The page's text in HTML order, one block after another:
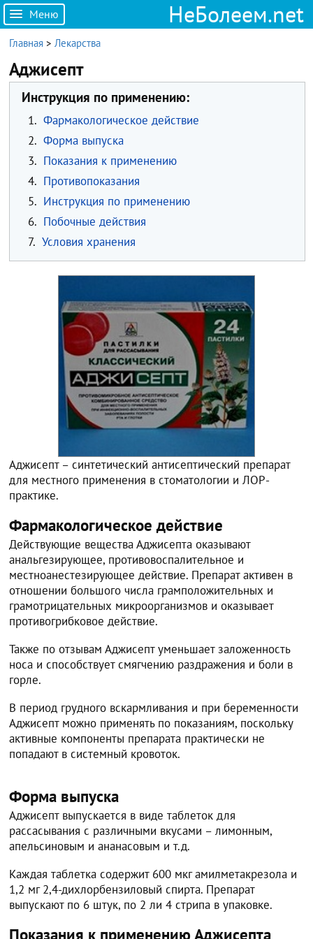
Меню НеБолеем.net
Главная >Лекарства
Аджисепт
Инструкция по применению:
1. Фармакологическое действие
2. Форма выпуска
3. Показания к применению
4. Противопоказания
5. Инструкция по применению
6. Побочные действия
7. Условия хранения
Аджисепт – синтетический антисептический препарат
для местного применения в стоматологии и ЛОР-
практике.
Фармакологическое действие
Действующие вещества Аджисепта оказывают
анальгезирующее, противовоспалительное и
местноанестезирующее действие. Препарат активен в
отношении большого числа грамположительных и
грамотрицательных микроорганизмов и оказывает
противогрибковое действие.
Также по отзывам Аджисепт уменьшает заложенность
носа и способствует смягчению раздражения и боли в
горле.
В период грудного вскармливания и при беременности
Аджисепт можно применять по показаниям, поскольку
активные компоненты препарата практически не
попадают в системный кровоток.
Форма выпуска
Аджисепт выпускается в виде таблеток для
рассасывания с различными вкусами – лимонным,
апельсиновым и ананасовым и т.д.
Каждая таблетка содержит 600 мкг амилметакрезола и
1,2 мг 2,4-дихлорбензиловый спирта. Препарат
выпускают по 6 штук, по 2 ли 4 стрипа в упаковке.
Показания к применению Аджисепта